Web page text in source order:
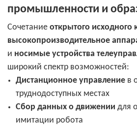
промышленности и
Сочетание открытого исходного
высокопроизводительное
и носимые устройства
широкий спектр возможностей:
Дистанционное управлениев
труднодоступных местах
Сбор данных о движении для
имитации робота